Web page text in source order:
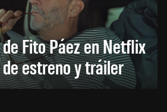
Fito Páez en Netflix
estreno y tráiler